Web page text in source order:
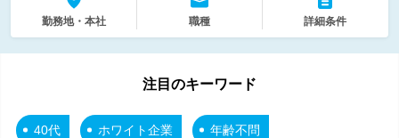
勤務地・本社 職種 詳細条件
注目のキーワード
40代 ホワイト企業 年齢不問